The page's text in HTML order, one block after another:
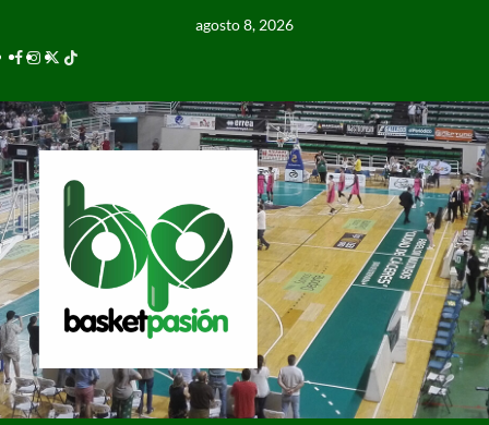
agosto 8, 2026